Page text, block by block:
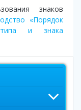
знаков
«Порядок
и знака